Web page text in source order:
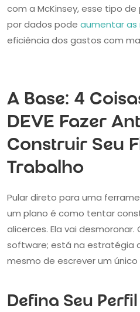
com a McKinsey, esse tipo
por dados pode aumentar as
eficiência dos gastos com
A Base: 4
DEVE Fazer
Construir Seu
Trabalho
Pular direto para uma
um plano é como tentar
alicerces. Ela vai
software; está na estratégia
mesmo de escrever um único
Defina Seu